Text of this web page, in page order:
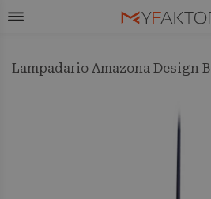
Lampadario Amazona Design